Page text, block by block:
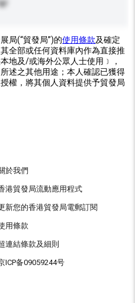
局(“貿發局”)的使用條款及確定
全部或任何資料庫內作為直接推
地及/或海外公眾人士使用﹞，
述之其他用途；本人確認已獲得
權，將其個人資料提供予貿發局
於我們
港貿發局流動應用程式
新您的香港貿發局電郵訂閱
用條款
連結條款及細則
ICP备09059244号